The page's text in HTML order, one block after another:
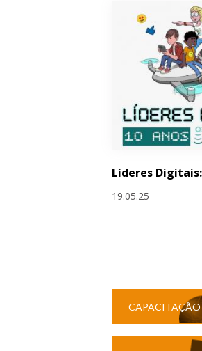
Líderes Digitais:
19.05.25